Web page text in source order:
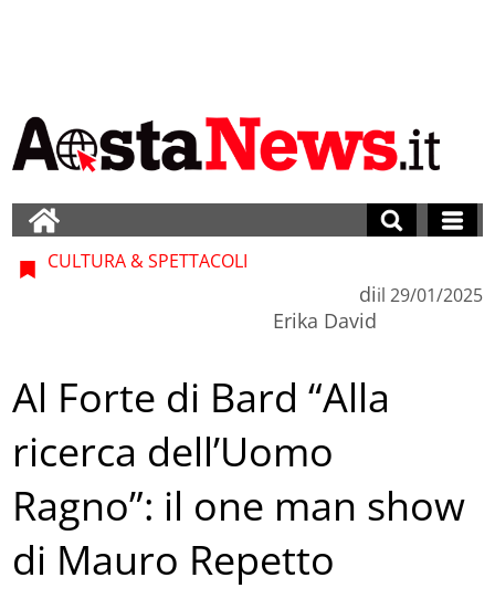
CULTURA & SPETTACOLI
di
Erika David
il 29/01/2025
Al Forte di Bard “Alla
ricerca dell’Uomo
Ragno”: il one man show
di Mauro Repetto